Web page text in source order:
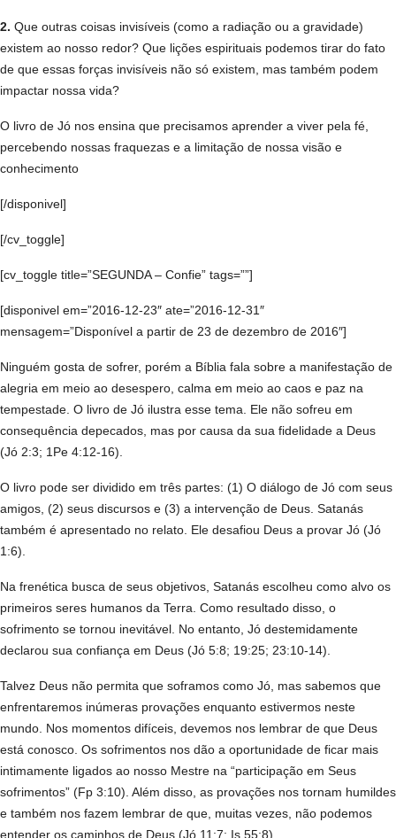
2. Que outras coisas invisíveis (como a radiação ou a gravidade)
existem ao nosso redor? Que lições espirituais podemos tirar do fato
de que essas forças invisíveis não só existem, mas também podem
impactar nossa vida?
O livro de Jó nos ensina que precisamos aprender a viver pela fé,
percebendo nossas fraquezas e a limitação de nossa visão e
conhecimento
[/disponivel]
[/cv_toggle]
[cv_toggle title=”SEGUNDA – Confie” tags=””]
[disponivel em=”2016-12-23″ ate=”2016-12-31″
mensagem=”Disponível a partir de 23 de dezembro de 2016″]
Ninguém gosta de sofrer, porém a Bíblia fala sobre a manifestação de
alegria em meio ao desespero, calma em meio ao caos e paz na
tempestade. O livro de Jó ilustra esse tema. Ele não sofreu em
consequência depecados, mas por causa da sua fidelidade a Deus
(Jó 2:3; 1Pe 4:12-16).
O livro pode ser dividido em três partes: (1) O diálogo de Jó com seus
amigos, (2) seus discursos e (3) a intervenção de Deus. Satanás
também é apresentado no relato. Ele desafiou Deus a provar Jó (Jó
1:6).
Na frenética busca de seus objetivos, Satanás escolheu como alvo os
primeiros seres humanos da Terra. Como resultado disso, o
sofrimento se tornou inevitável. No entanto, Jó destemidamente
declarou sua confiança em Deus (Jó 5:8; 19:25; 23:10-14).
Talvez Deus não permita que soframos como Jó, mas sabemos que
enfrentaremos inúmeras provações enquanto estivermos neste
mundo. Nos momentos difíceis, devemos nos lembrar de que Deus
está conosco. Os sofrimentos nos dão a oportunidade de ficar mais
intimamente ligados ao nosso Mestre na “participação em Seus
sofrimentos” (Fp 3:10). Além disso, as provações nos tornam humildes
e também nos fazem lembrar de que, muitas vezes, não podemos
entender os caminhos de Deus (Jó 11:7; Is 55:8).